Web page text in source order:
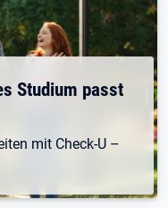
Studium passt
mit Check-U –